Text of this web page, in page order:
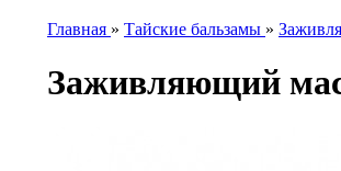
Главная » Тайские бальзамы »
Заживляющий